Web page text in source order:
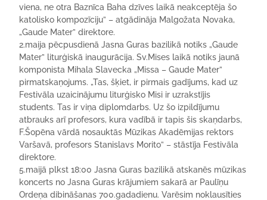
viena, ne otra Baznīca Baha dzīves laikā neakceptēja šo
katolisko kompozīciju” – atgādināja Malgožata Novaka,
„Gaude Mater” direktore.
2.maija pēcpusdienā Jasna Guras bazilikā notiks „Gaude
Mater” liturģiskā inaugurācija. Sv.Mises laikā notiks jaunā
komponista Mihala Slavecka „Missa – Gaude Mater”
pirmatskaņojums. „Tas, šķiet, ir pirmais gadījums, kad uz
Festivāla uzaicinājumu liturģisko Misi ir uzrakstījis
students. Tas ir viņa diplomdarbs. Uz šo izpildījumu
atbrauks arī profesors, kura vadībā ir tapis šis skaņdarbs,
F.Šopēna vārdā nosauktās Mūzikas Akadēmijas rektors
Varšavā, profesors Stanislavs Morito” – stāstīja Festivāla
direktore.
5.maijā plkst 18:00 Jasna Guras bazilikā atskanēs mūzikas
koncerts no Jasna Guras krājumiem sakarā ar Paulīņu
Ordeņa dibināšanas 700.gadadienu. Varēsim noklausīties